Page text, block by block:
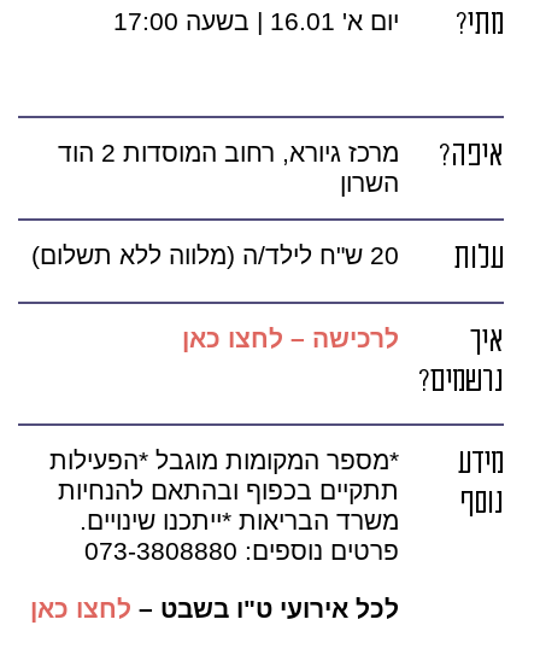
מתי? יום א' 16.01 | בשעה 17:00
איפה?
מרכז גיורא, רחוב המוסדות 2 הוד
השרון
עלות 20 ש"ח לילד/ה (מלווה ללא תשלום)
איך
נרשמים?
לרכישה – לחצו כאן
מידע
נוסף
*מספר המקומות מוגבל *הפעילות
תתקיים בכפוף ובהתאם להנחיות
משרד הבריאות *ייתכנו שינויים.
פרטים נוספים: 073-3808880
לכל אירועי ט"ו בשבט – לחצו כאן